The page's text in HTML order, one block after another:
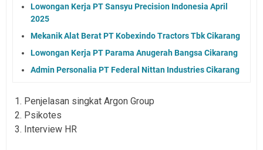
Lowongan Kerja PT Sansyu Precision Indonesia April
2025
Mekanik Alat Berat PT Kobexindo Tractors Tbk Cikarang
Lowongan Kerja PT Parama Anugerah Bangsa Cikarang
Admin Personalia PT Federal Nittan Industries Cikarang
Penjelasan singkat Argon Group
Psikotes
Interview HR